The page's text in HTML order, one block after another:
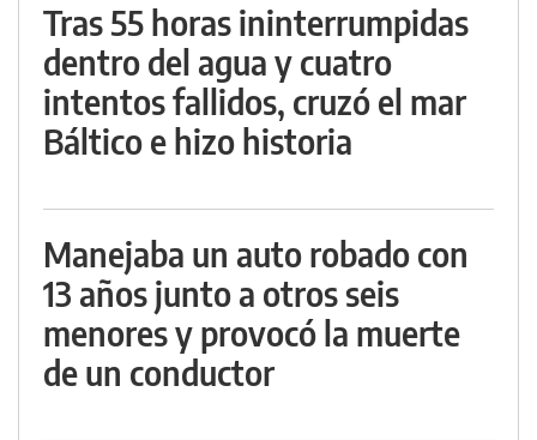
Tras 55 horas ininterrumpidas
dentro del agua y cuatro
intentos fallidos, cruzó el mar
Báltico e hizo historia
Manejaba un auto robado con
13 años junto a otros seis
menores y provocó la muerte
de un conductor